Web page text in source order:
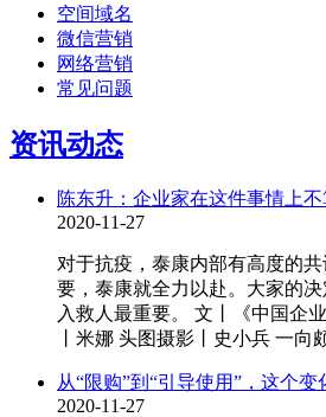
空间域名
微信营销
网络营销
常见问题
资讯动态
陈东升：企业家在这件事情上
2020-11-27
对于抗疫，泰康内部有高度的
要，泰康就全力以赴。大家的
入救人最重要。 文丨《中国企
丨米娜 头图摄影丨史小兵 一向
从“限购”到“引导使用”，这个变
2020-11-27